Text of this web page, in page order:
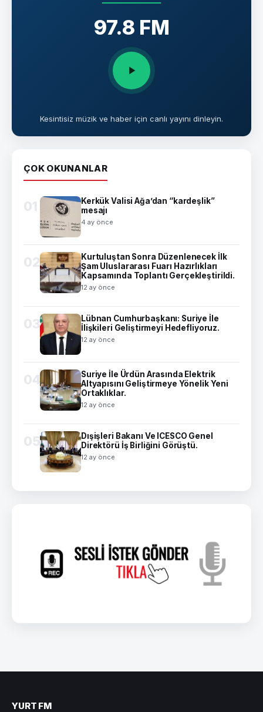
97.8 FM
Kesintisiz müzik ve haber için canlı yayını dinleyin.
ÇOK OKUNANLAR
01
Kerkük Valisi Ağa’dan “kardeşlik”
mesajı
4 ay önce
02
Kurtuluştan Sonra Düzenlenecek İlk
Şam Uluslararası Fuarı Hazırlıkları
Kapsamında Toplantı Gerçekleştirildi.
12 ay önce
03
Lübnan Cumhurbaşkanı: Suriye İle
İlişkileri Geliştirmeyi Hedefliyoruz.
12 ay önce
04
Suriye İle Ürdün Arasında Elektrik
Altyapısını Geliştirmeye Yönelik Yeni
Ortaklıklar.
12 ay önce
05
Dışişleri Bakanı Ve ICESCO Genel
Direktörü İş Birliğini Görüştü.
12 ay önce
YURT FM